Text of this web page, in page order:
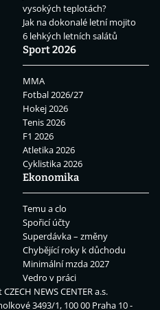
vysokých teplotách?
Jak na dokonalé letní mojito
6 lehkých letních salátů
Sport 2026
MMA
Fotbal 2026/27
Hokej 2026
Tenis 2026
F1 2026
Atletika 2026
Cyklistika 2026
Ekonomika
Temu a clo
Spořicí účty
Superdávka – změny
Chybějící roky k důchodu
Minimální mzda 2027
Vedro v práci
CZECH NEWS CENTER a.s.
3493/1, 100 00 Praha 10 -